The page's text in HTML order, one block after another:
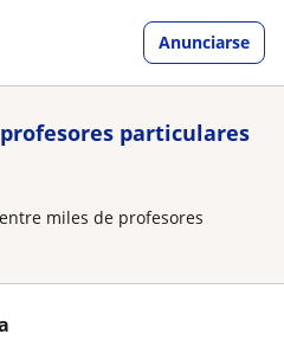
Anunciarse
particulares
miles de profesores